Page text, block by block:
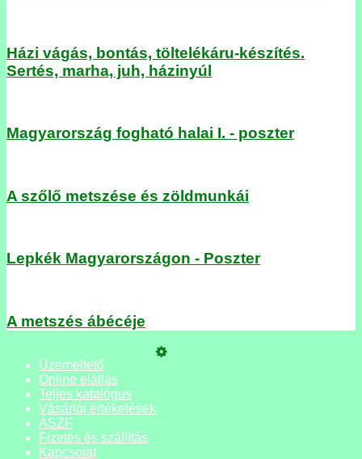
Házi vágás, bontás, töltelékáru-készítés.
Sertés, marha, juh, házinyúl
Magyarország fogható halai I. - poszter
A szőlő metszése és zöldmunkái
Lepkék Magyarországon - Poszter
A metszés ábécéje
Üzemeltető
Online elállás
Teljes katalógus
Vásárlói értékelések
ÁSZF
Fizetés és szállítás
Kapcsolat